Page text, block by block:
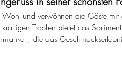
und verwöhnen die Gäste mit
Tropfen bietet das
die das